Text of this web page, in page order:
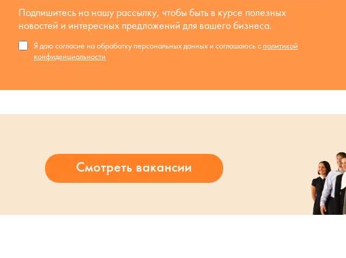
Подпишитесь на нашу рассылку, чтобы быть в курсе полезных
новостей и интересных предложений для вашего бизнеса.
Я даю согласие на обработку персональных данных и соглашаюсь с политикой
конфиденциальности